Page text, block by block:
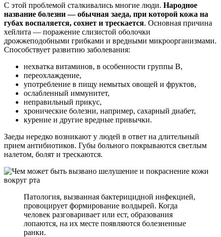
С этой проблемой сталкивались многие люди. Народное
название болезни — обычная заеда, при которой кожа на
губах воспаляется, сохнет и трескается. Основная причина
хейлита — поражение слизистой оболочки
дрожжеподобными грибками и вредными микроорганизмами.
Способствует развитию заболевания:
нехватка витаминов, в особенности группы В,
переохлаждение,
употребление в пищу немытых овощей и фруктов,
ослабленный иммунитет,
неправильный прикус,
хронические болезни, например, сахарный диабет,
курение и другие вредные привычки.
Заеды нередко возникают у людей в ответ на длительный
прием антибиотиков. Губы больного покрываются светлым
налетом, болят и трескаются.
Патология, вызванная бактерицидной инфекцией,
провоцирует формирование волдырей. Когда
человек разговаривает или ест, образования
лопаются, на их месте появляются болезненные
ранки.